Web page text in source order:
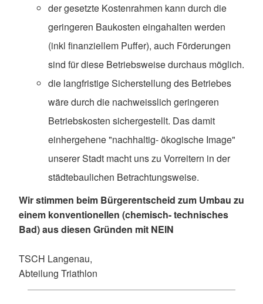
der gesetzte Kostenrahmen kann durch die
geringeren Baukosten eingahalten werden
(inkl finanziellem Puffer), auch Förderungen
sind für diese Betriebsweise durchaus möglich.
die langfristige Sicherstellung des Betriebes
wäre durch die nachweisslich geringeren
Betriebskosten sichergestellt. Das damit
einhergehene "nachhaltig- ökogische Image"
unserer Stadt macht uns zu Vorreitern in der
städtebaulichen Betrachtungsweise.
Wir stimmen beim Bürgerentscheid zum Umbau zu
einem konventionellen (chemisch- technisches
Bad) aus diesen Gründen mit NEIN
TSCH Langenau,
Abteilung Triathlon